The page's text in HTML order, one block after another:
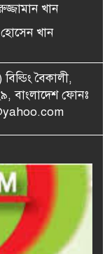
বিশেষ
হবে: পানিসম্পদ
করা হচ্ছে শীর্ষ
স্বরাষ্ট্রমন্ত্রী
পরীক্ষার
যেভাবে
প্রাইভেট চেম্বারে
নির্দেশ
খান
খান
বৈকালী,
বাংলাদেশ ফোনঃ